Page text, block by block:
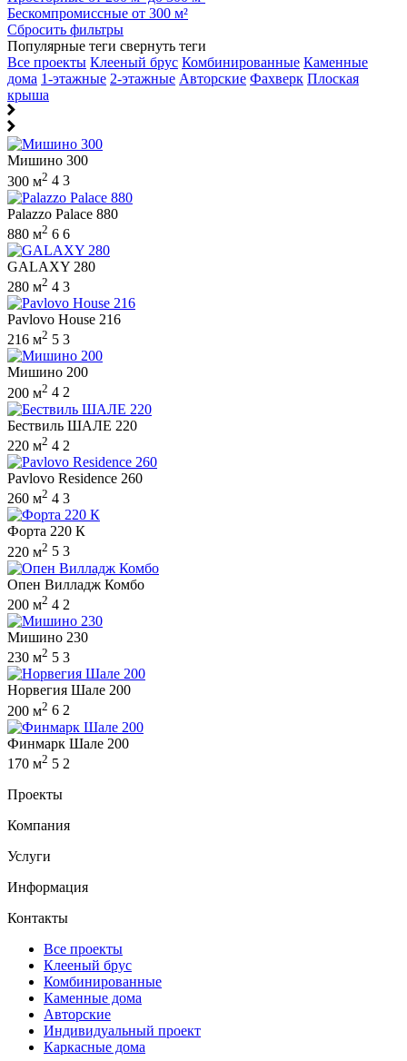
Бескомпромиссные от 300 м²
Сбросить фильтры
Популярные теги свернуть теги
Все проекты Клееный брус Комбинированные Каменные
дома 1-этажные 2-этажные Авторские Фахверк Плоская
крыша
Мишино 300
300 м2 4 3
Palazzo Palace 880
880 м2 6 6
GALAXY 280
280 м2 4 3
Pavlovo House 216
216 м2 5 3
Мишино 200
200 м2 4 2
Бествиль ШАЛЕ 220
220 м2 4 2
Pavlovo Residence 260
260 м2 4 3
Форта 220 К
220 м2 5 3
Опен Вилладж Комбо
200 м2 4 2
Мишино 230
230 м2 5 3
Норвегия Шале 200
200 м2 6 2
Финмарк Шале 200
170 м2 5 2
Проекты
Компания
Услуги
Информация
Контакты
Все проекты
Клееный брус
Комбинированные
Каменные дома
Авторские
Индивидуальный проект
Каркасные дома